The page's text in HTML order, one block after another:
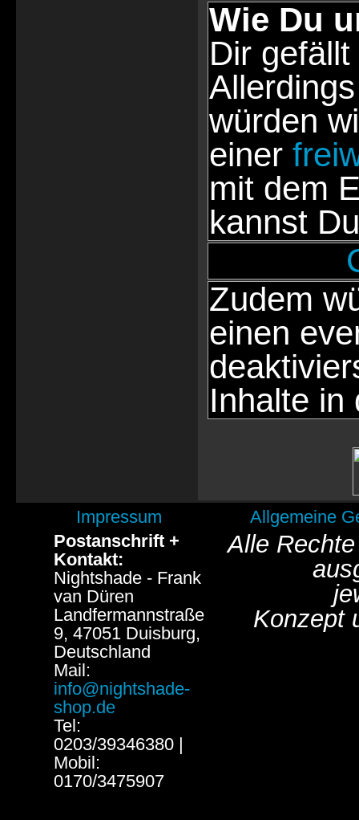
Wie Du
Dir
würden
einer
mit dem
kannst
Zudem
einen
Inhalte in
Impressum
Allgemeine
Postanschrift +
Kontakt:
Nightshade - Frank
van Düren
Landfermannstraße
9, 47051 Duisburg,
Deutschland
Mail:
info@nightshade-
shop.de
Tel:
0203/39346380 |
Mobil:
0170/3475907
Alle
Konzept